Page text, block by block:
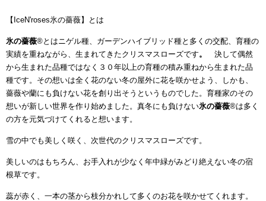
【IceN'roses氷の薔薇】とは
氷の薔薇®とはニゲル種、ガーデンハイブリッド種と多くの交配、育種の
実績を重ねながら、生まれてきたクリスマスローズです。 決して偶然
から生まれた品種ではなく３０年以上の育種の積み重ねから生まれた品
種です。その想いは全く花のない冬の屋外に花を咲かせよう、しかも、
薔薇や蘭にも負けない花を創り出そうというものでした。育種家のその
想いが新しい世界を作り始めました。真冬にも負けない氷の薔薇®は多く
の方を元気づけてくれると想います。
雪の中でも美しく咲く、次世代のクリスマスローズです。
美しいのはもちろん、お手入れが少なく年中緑がみどり絶えない冬の宿
根草です。
蕊が赤く、一本の茎から枝分かれして多くのお花を咲かせてくれます。